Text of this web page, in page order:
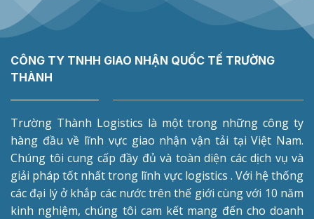
CÔNG TY TNHH GIAO NHẬN QUỐC TẾ TRƯỜNG
THÀNH
Trường Thành Logistics là một trong những công ty
hàng đầu về lĩnh vực giao nhận vận tải tại Việt Nam.
Chúng tôi cung cấp đầy đủ và toàn diện các dịch vụ và
giải pháp tốt nhất trong lĩnh vực logistics . Với hệ thống
các đại lý ở khắp các nước trên thế giới cùng với 10 năm
kinh nghiệm, chúng tôi cam kết mang đến cho doanh